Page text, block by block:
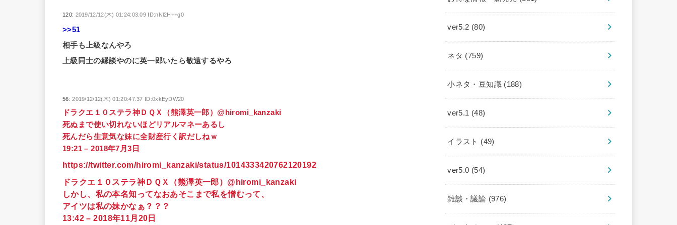
120: 2019/12/12(木) 01:24:03.09 ID:nNl2H++g0
>>51
相手も上級なんやろ
上級同士の縁談やのに英一郎いたら敬遠するやろ
56:2019/12/12(木) 01:20:47.37 ID:0xkEyDW20
ドラクエ１０ステラ神ＤＱＸ（熊澤英一郎）@hiromi_kanzaki
死ぬまで使い切れないほどリアルマネーあるし
死んだら生意気な妹に全財産行く訳だしねｗ
19:21 – 2018年7月3日
https://twitter.com/hiromi_kanzaki/status/1014333420762120192
ドラクエ１０ステラ神ＤＱＸ（熊澤英一郎）@hiromi_kanzaki
しかし、私の本名知ってなおあそこまで私を憎むって、
アイツは私の妹かなぁ？？？
13:42 – 2018年11月20日
ver5.2 (80)
ネタ (759)
小ネタ・豆知識 (188)
ver5.1 (48)
イラスト (49)
ver5.0 (54)
雑談・議論 (976)